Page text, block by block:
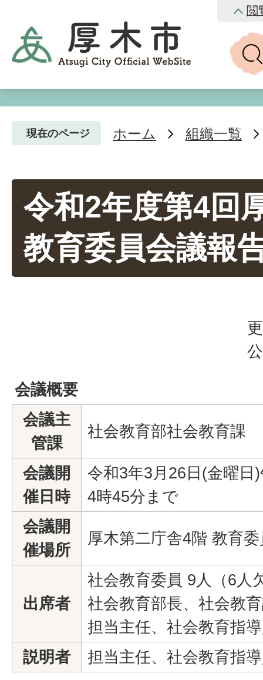
閲
現在のページ ホーム 組織一覧
令和2年度第4回
教育委員会議報
会議概要
会議主
管課
社会教育部社会教育課
会議開
催日時
令和3年3月26日(金曜日
4時45分まで
会議開
催場所
厚木第二庁舎4階 教育
出席者
社会教育委員 9人（6人
社会教育部長、社会教
担当主任、社会教育指
説明者
担当主任、社会教育指